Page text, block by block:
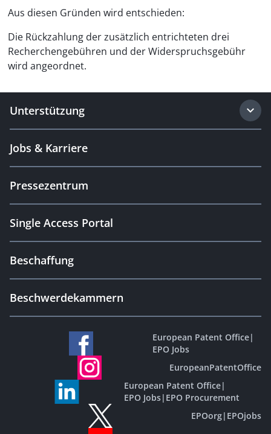
Aus diesen Gründen wird entschieden:
Die Rückzahlung der zusätzlich entrichteten drei
Recherchengebühren und der Widerspruchsgebühr
wird angeordnet.
Unterstützung
Jobs & Karriere
Pressezentrum
Single Access Portal
Beschaffung
Beschwerdekammern
European Patent Office|
EPO Jobs
EuropeanPatentOffice
European Patent Office|
EPO Jobs| EPO Procurement
EPOorg| EPOjobs